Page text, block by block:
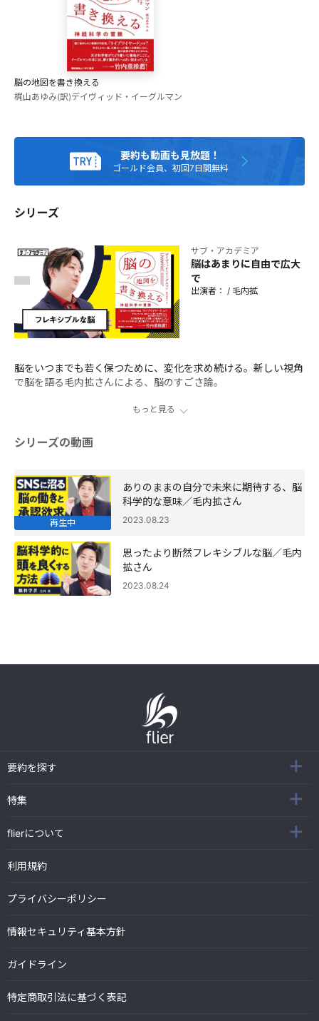
1984年、北海道函館市生まれ。2008年、東京薬科大学生命
科学部卒業。2013年、東京工業大学大学院総合理工学研究科
博士課程修了。博士（理学）。2018年よりお茶の水女子大学
基幹研究院自然科学系助教。同大にて生体組織機能学研究室
を主宰。主な著書に『脳を司る「脳」』（ブルーバックス/第
37回講談社科学出版賞受賞）、『「気の持ちよう」の脳科
学』（筑摩書房）など。 脳をこよなく愛する有志が集まり脳
脳の地図を書き換える
梶山あゆみ(訳)デイヴィッド・イーグルマン
要約も動画も見放題！
ゴールド会員、初回7日間無料
シリーズ
サブ・アカデミア
脳はあまりに自由で広大
で
出演者： / 毛内拡
脳をいつまでも若く保つために、変化を求め続ける。新しい視角
で脳を語る毛内拡さんによる、脳のすごさ論。
もっと見る
シリーズの動画
再生中
ありのままの自分で未来に期待する、脳
科学的な意味／毛内拡さん
2023.08.23
思ったより断然フレキシブルな脳／毛内
拡さん
2023.08.24
要約を探す
特集
flierについて
利用規約
プライバシーポリシー
情報セキュリティ基本方針
ガイドライン
特定商取引法に基づく表記